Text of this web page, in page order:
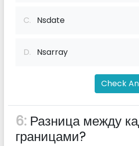
C. Nsdate
D. Nsarray
Check
6: Разница между
границами?